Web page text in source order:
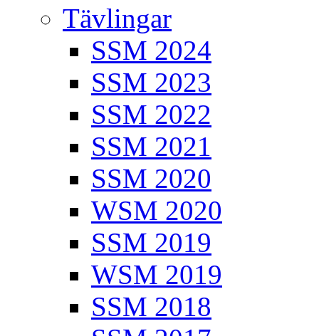
Tävlingar
SSM 2024
SSM 2023
SSM 2022
SSM 2021
SSM 2020
WSM 2020
SSM 2019
WSM 2019
SSM 2018